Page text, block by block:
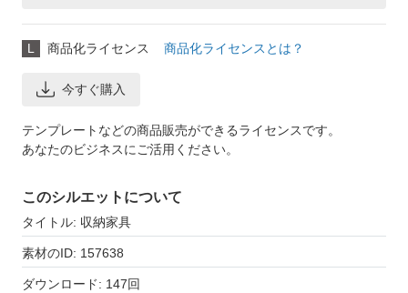
L 商品化ライセンス 商品化ライセンスとは？
今すぐ購入
テンプレートなどの商品販売ができるライセンスです。
あなたのビジネスにご活用ください。
このシルエットについて
タイトル: 収納家具
素材のID: 157638
ダウンロード: 147回